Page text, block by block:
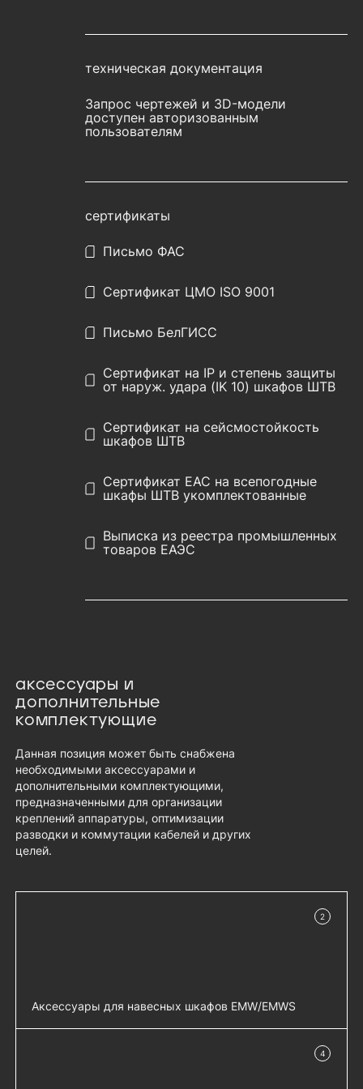
техническая документация
Запрос чертежей и 3D-модели
доступен авторизованным
пользователям
сертификаты
Письмо ФАС
Сертификат ЦМО ISO 9001
Письмо БелГИСС
Сертификат на IP и степень защиты
от наруж. удара (IK 10) шкафов ШТВ
Сертификат на сейсмостойкость
шкафов ШТВ
Сертификат EAC на всепогодные
шкафы ШТВ укомплектованные
Выписка из реестра промышленных
товаров ЕАЭС
аксессуары и
дополнительные
комплектующие
Данная позиция может быть снабжена
необходимыми аксессуарами и
дополнительными комплектующими,
предназначенными для организации
креплений аппаратуры, оптимизации
разводки и коммутации кабелей и других
целей.
Аксессуары для навесных шкафов EMW/EMWS
в наличии
2
в наличии
4